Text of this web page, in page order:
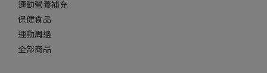
運動營養補充
保健食品
運動周邊
全部商品